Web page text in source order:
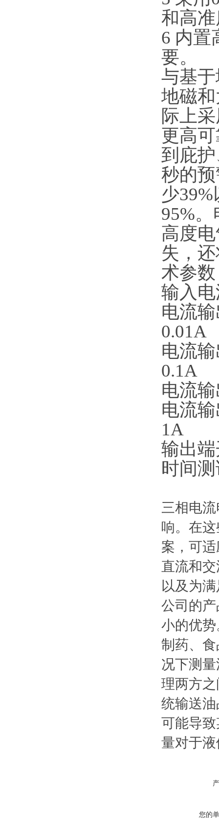
和高
6 内置
要
与基
地磁
际上
更高
到庇
秒的
少
95%
高度
失，
术参
输入
电流
0.01A
电流
0.1A
电流
电流
1A
输出
时间
三相电
响。在
案，可
直流和
以及为
公司的
小的优
制药、
况下测
理两方
统输送
可能导
量对于
您的